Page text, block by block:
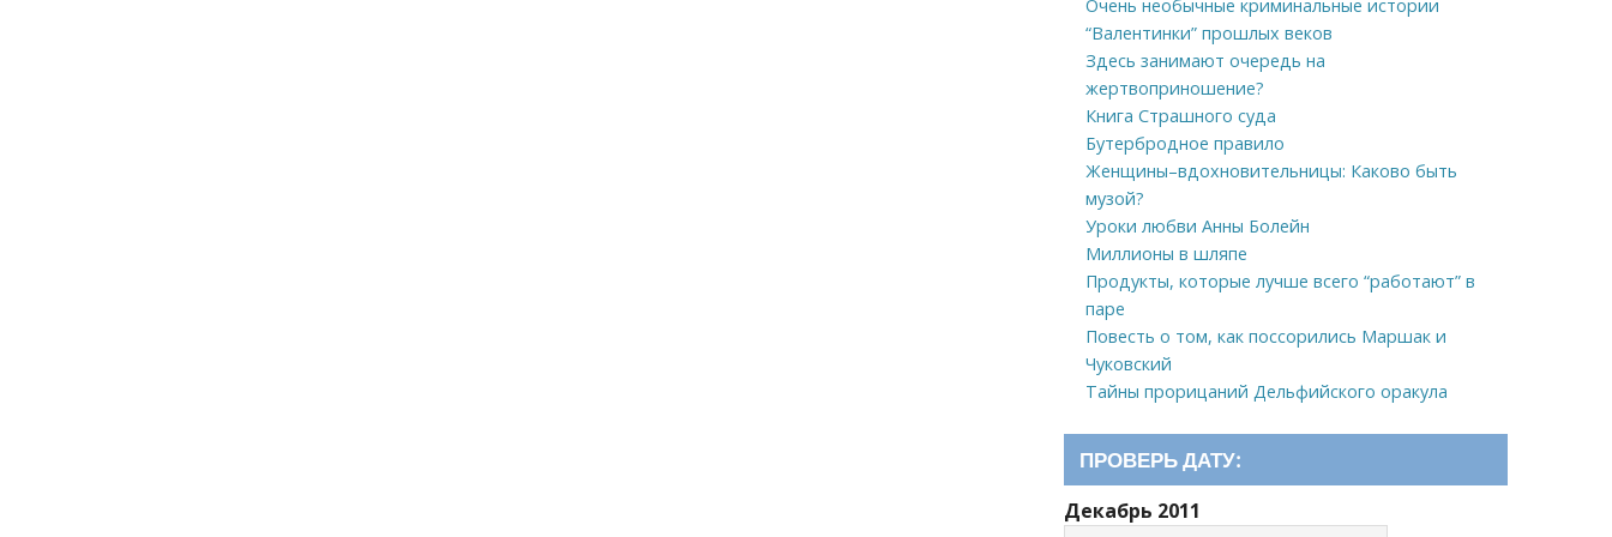
Очень необычные криминальные истории
“Валентинки” прошлых веков
Здесь занимают очередь на
жертвоприношение?
Книга Страшного суда
Бутербродное правило
Женщины–вдохновительницы: Каково быть
музой?
Уроки любви Анны Болейн
Миллионы в шляпе
Продукты, которые лучше всего “работают” в
паре
Повесть о том, как поссорились Маршак и
Чуковский
Тайны прорицаний Дельфийского оракула
ПРОВЕРЬ ДАТУ:
Декабрь 2011